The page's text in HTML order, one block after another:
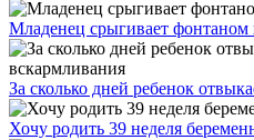
Младенец срыгивает фонтаном
За сколько дней ребенок
Хочу родить 39 неделя